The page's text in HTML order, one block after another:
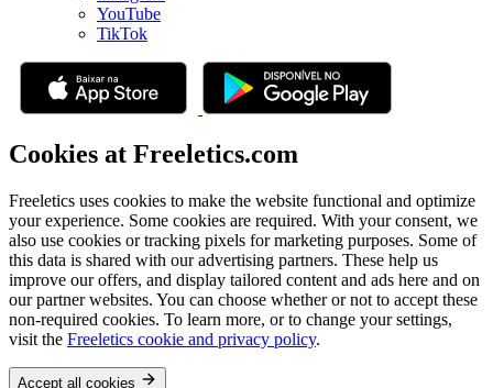
YouTube
TikTok
Cookies at Freeletics.com
Freeletics uses cookies to make the website functional and optimize
your experience. Some cookies are required. With your consent, we
also use cookies or tracking pixels for marketing purposes. Some of
this data is shared with our advertising partners. These help us
improve our offers, and display tailored content and ads here and on
our partner websites. You can choose whether or not to accept these
non-required cookies. To learn more, or to change your settings,
visit the Freeletics cookie and privacy policy.
Accept all cookies